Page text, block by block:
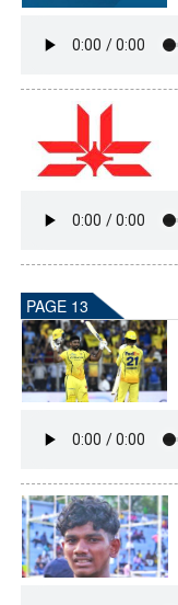
PAGE 13